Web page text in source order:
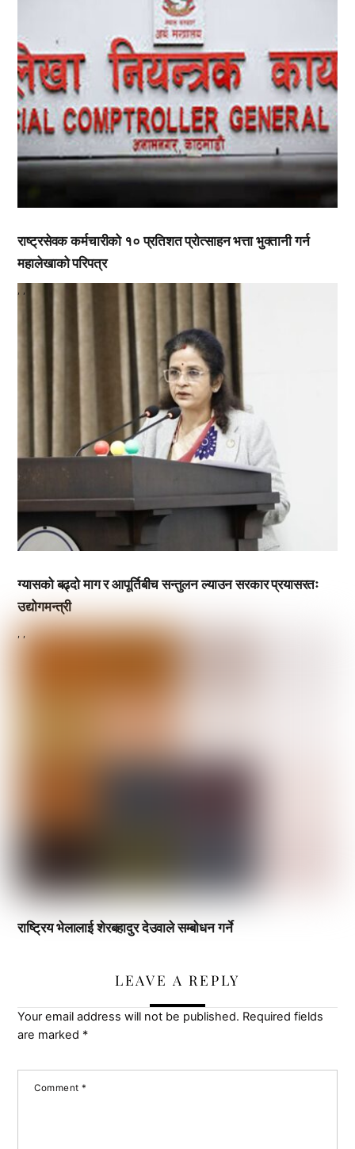
राष्ट्रसेवक कर्मचारीको १० प्रतिशत प्रोत्साहन भत्ता भुक्तानी गर्न
महालेखाको परिपत्र
, ,
ग्यासको बढ्दो माग र आपूर्तिबीच सन्तुलन ल्याउन सरकार प्रयासरतः
उद्योगमन्त्री
, ,
राष्ट्रिय भेलालाई शेरबहादुर देउवाले सम्बोधन गर्ने
LEAVE A REPLY
Your email address will not be published. Required fields
are marked *
Comment*